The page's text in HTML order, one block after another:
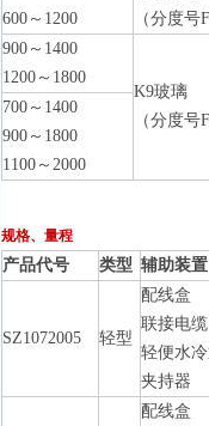
600～1200
（分度号
900～1400
1200～1800
K9玻璃
（分度号
700～1400
900～1800
1100～2000
规格、量程
产品代号 类型 辅助装置
SZ1072005 轻型
配线盒
联接电缆
轻便水
夹持器
配线盒